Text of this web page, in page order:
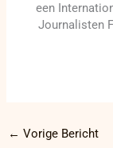
een
Journalisten
← Vorige Bericht